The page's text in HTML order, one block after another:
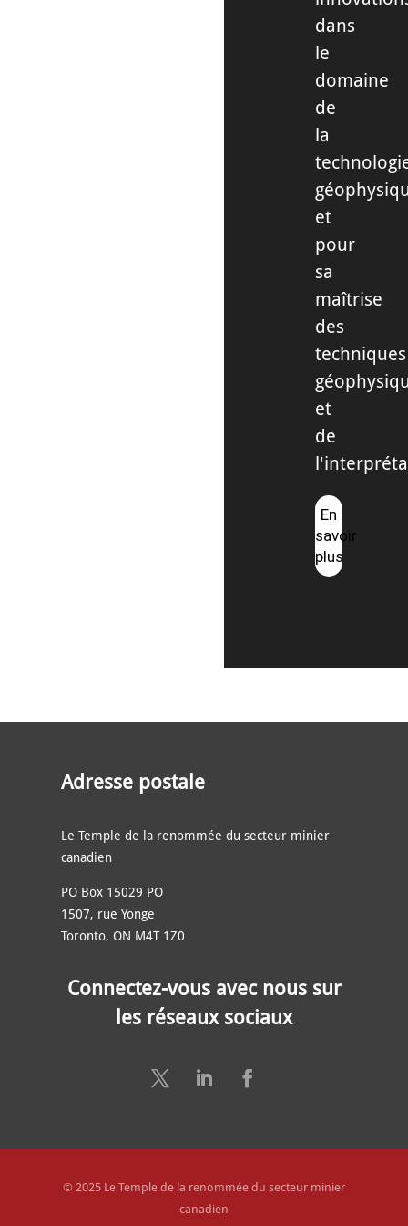
dans
le
domaine
de
la
et
pour
sa
maîtrise
des
techniques
et
de
En
savoir
plus
Adresse postale
Le Temple de la renommée du secteur minier
canadien
PO Box 15029 PO
1507, rue Yonge
Toronto, ON M4T 1Z0
Connectez-vous avec nous sur
les réseaux sociaux
© 2025 Le Temple de la renommée du secteur minier
canadien